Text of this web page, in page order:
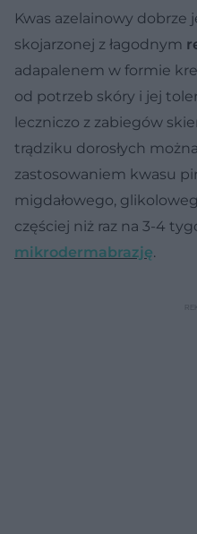
Kwas azelainowy dobrze
skojarzonej z łagodnym
adapalenem w formie
od potrzeb skóry i jej
leczniczo z zabiegów
trądziku dorosłych
zastosowaniem kwasu
migdałowego,
częściej niż raz na 3-4
mikrodermabrazję.